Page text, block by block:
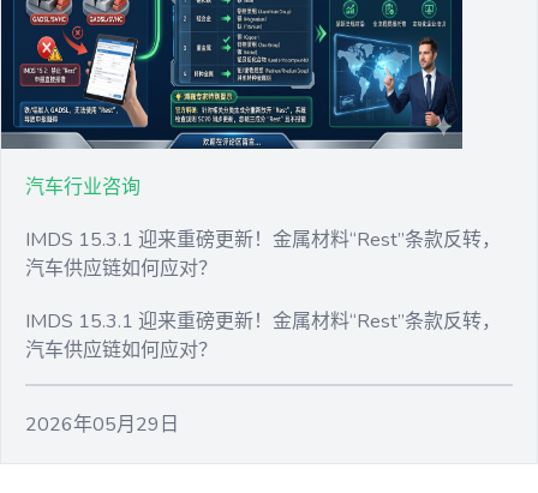
汽车行业咨询
IMDS 15.3.1 迎来重磅更新！金属材料“Rest”条款反转，
汽车供应链如何应对？
IMDS 15.3.1 迎来重磅更新！金属材料“Rest”条款反转，
汽车供应链如何应对？
2026年05月29日